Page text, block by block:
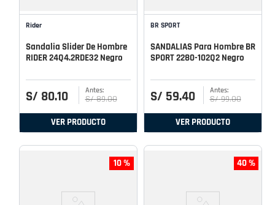
Rider
Sandalia Slider De Hombre
RIDER 24Q4.2RDE32 Negro
S/ 80.10 S/ 89.00
VER PRODUCTO
BR SPORT
SANDALIAS Para Hombre BR
SPORT 2280-102Q2 Negro
S/ 59.40 S/ 99.00
VER PRODUCTO
10 % 40 %